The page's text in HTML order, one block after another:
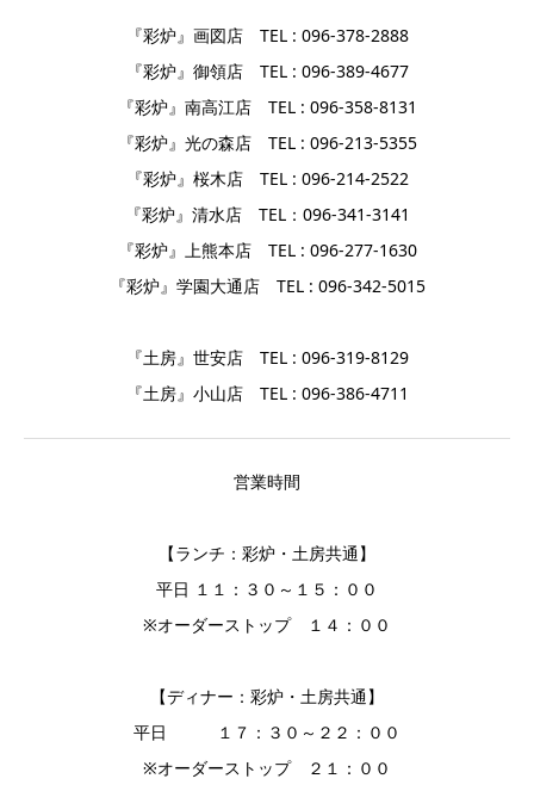
『彩炉』画図店 TEL : 096-378-2888
『彩炉』御領店 TEL : 096-389-4677
『彩炉』南高江店 TEL : 096-358-8131
『彩炉』光の森店 TEL : 096-213-5355
『彩炉』桜木店 TEL : 096-214-2522
『彩炉』清水店 TEL：096-341-3141
『彩炉』上熊本店 TEL : 096-277-1630
『彩炉』学園大通店 TEL : 096-342-5015
『土房』世安店 TEL : 096-319-8129
『土房』小山店 TEL : 096-386-4711
営業時間
【ランチ：彩炉・土房共通】
平日 １１：３０～１５：００
※オーダーストップ １４：００
【ディナー：彩炉・土房共通】
平日 １７：３０～２２：００
※オーダーストップ ２１：００